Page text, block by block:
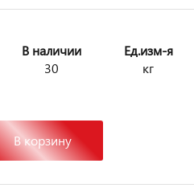
В наличии
30
Ед.изм-я
кг
В корзину